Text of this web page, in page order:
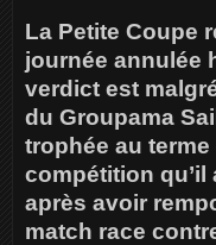
La Petite Coupe
journée annulée
verdict est
du Groupama
trophée au terme
compétition qu’il
après avoir
match race